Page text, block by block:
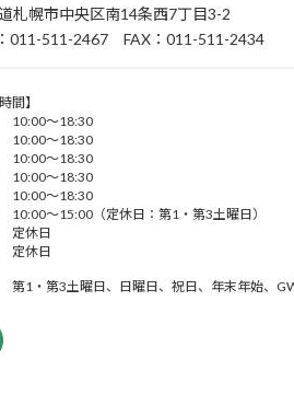
札幌市中央区南14条西7丁目3-2
011-511-2467 FAX：011-511-2434
間】
10:00～18:30
10:00～18:30
10:00～18:30
10:00～18:30
10:00～18:30
～15:00（定休日：第1・第3土曜日）
定休日
休日
第1・第3土曜日、日曜日、祝日、年末年始、